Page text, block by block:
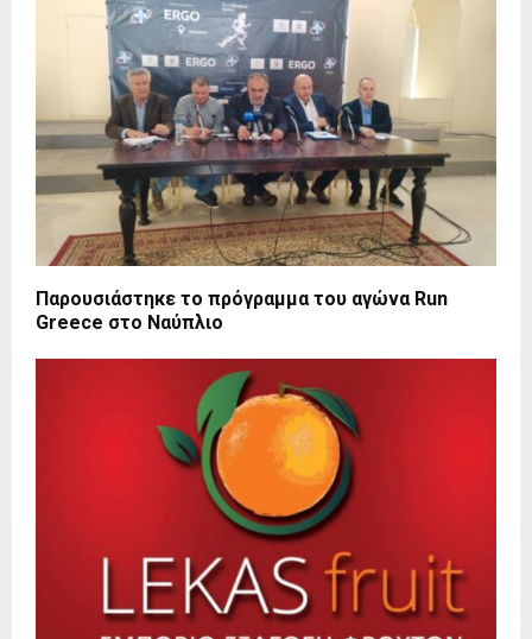
Παρουσιάστηκε το πρόγραμμα του αγώνα Run
Greece στο Ναύπλιο